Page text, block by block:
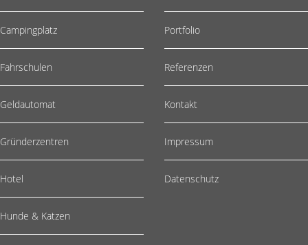
Campingplatz
Fahrschulen
Geldautomat
Gründerzentren
Hotel
Hunde & Katzen
Portfolio
Referenzen
Kontakt
Impressum
Datenschutz